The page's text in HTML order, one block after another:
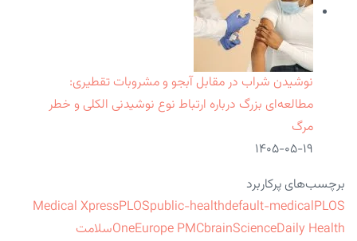
نوشیدن شراب در مقابل آبجو و مشروبات تقطیری:
مطالعه‌ای بزرگ درباره ارتباط نوع نوشیدنی الکلی و خطر
مرگ
۱۴۰۵-۰۵-۱۹
برچسب‌های پرکاربرد
Medical XpressPLOSpublic-healthdefault-medicalPLOS
OneEurope PMCbrainScienceDaily Health
سلامت